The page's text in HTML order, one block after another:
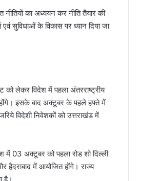
का अध्ययन कर नीति तैयार की
सुविधाओं के विकास पर ध्यान दिया जा
को लेकर विदेश में पहला अंतरराष्ट्रीय
होंगे। इसके बाद अक्टूबर के पहले हफ्ते में
विदेशी निवेशकों को उत्तराखंड में
में 03 अक्टूबर को पहला रोड शो दिल्ली
में आयोजित होंगे। राज्य